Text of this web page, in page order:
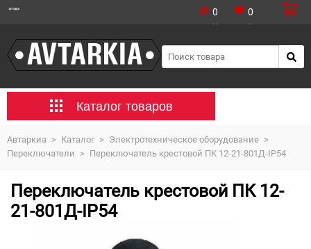
0 0
Каталог товаров
Автаркиа > Каталог > Электротехническое оборудование >
Переключатели > Переключатель крестовой ПК 12-21-801Д-IP54
Переключатель крестовой ПК 12-
21-801Д-IP54